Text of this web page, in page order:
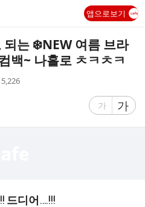
앱으로보기
되는 ❄️NEW 여름 브라
백~ 나홀로 ㅊㅋㅊㅋ
조
5,226
글
가
글
자
가
드디어….!!!